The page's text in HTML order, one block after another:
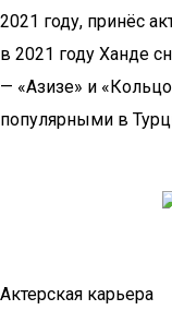
2021 году, принёс
в 2021 году Ханде
— «Азизе» и
популярными в
Актерская карьера